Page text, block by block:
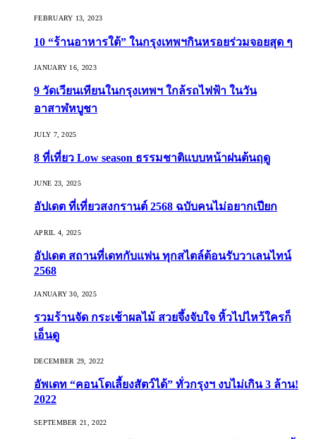
FEBRUARY 13, 2023
10 “ร้านอาหารใต้” ในกรุงเทพฯกินหรอยร่วมจอยสุด ๆ
JANUARY 16, 2023
9 วัดเวียนเทียนในกรุงเทพฯ ใกล้รถไฟฟ้า ในวัน
อาสาฬหบูชา
JULY 7, 2025
8 ที่เที่ยว Low season ธรรมชาติแบบหน้าฝนต้นฤดู️
JUNE 23, 2025
อัปเดต ที่เที่ยวสงกรานต์ 2568 ฉบับคนไม่อยากเปียก
APRIL 4, 2025
อัปเดต สถานที่เดทกับแฟน ทุกสไตล์ต้อนรับวาเลนไทน์
2568
JANUARY 30, 2025
รวมร้านจัด กระเช้าผลไม้ สวยจึ้งจับใจ หิ้วไปไหว้ใครก็
เอ็นดู
DECEMBER 29, 2022
อัพเดท “คอนโดเลี้ยงสัตว์ได้” ทั่วกรุงฯ งบไม่เกิน 3 ล้าน!
2022
SEPTEMBER 21, 2022